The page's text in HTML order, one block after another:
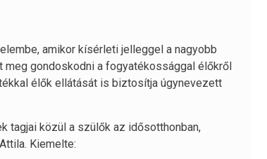
amikor kísérleti jelleggel a nagyobb
gondoskodni a fogyatékossággal élőkről
élők ellátását is biztosítja úgynevezett
tagjai közül a szülők az idősotthonban,
Kiemelte: